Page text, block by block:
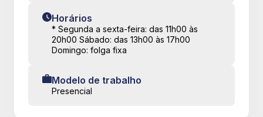
Horários
* Segunda a sexta-feira: das 11h00 às
20h00 Sábado: das 13h00 às 17h00
Domingo: folga fixa
Modelo de trabalho
Presencial